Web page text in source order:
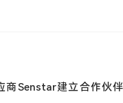
Senstar建立合作伙